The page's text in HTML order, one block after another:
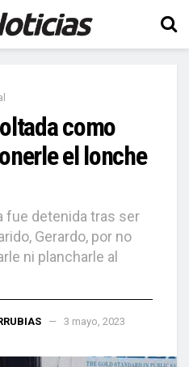
como
el lonche
fue detenida tras ser
Gerardo, por no
ni plancharle al
3 mayo, 2023